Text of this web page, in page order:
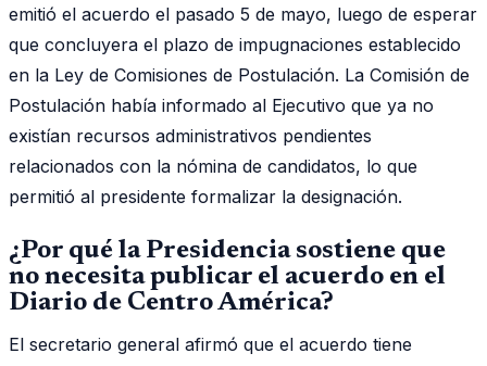
emitió el acuerdo el pasado 5 de mayo, luego de esperar
que concluyera el plazo de impugnaciones establecido
en la Ley de Comisiones de Postulación. La Comisión de
Postulación había informado al Ejecutivo que ya no
existían recursos administrativos pendientes
relacionados con la nómina de candidatos, lo que
permitió al presidente formalizar la designación.
¿Por qué la Presidencia sostiene que
no necesita publicar el acuerdo en el
Diario de Centro América?
El secretario general afirmó que el acuerdo tiene